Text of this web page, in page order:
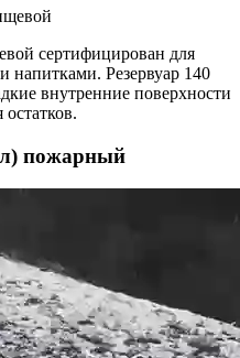
сертифицирован для
напитками. Резервуар 140
внутренние поверхности
пожарный